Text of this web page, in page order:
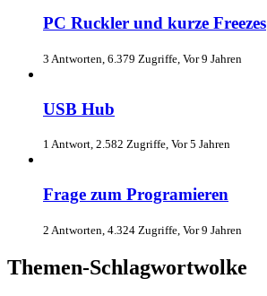
PC Ruckler und kurze Freezes
3 Antworten, 6.379 Zugriffe, Vor 9 Jahren
USB Hub
1 Antwort, 2.582 Zugriffe, Vor 5 Jahren
Frage zum Programieren
2 Antworten, 4.324 Zugriffe, Vor 9 Jahren
Themen-Schlagwortwolke